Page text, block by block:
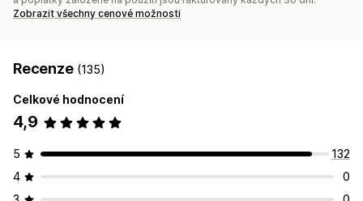
Zobrazit všechny cenové možnosti
Recenze (135)
Celkové hodnocení
4,9
5
132
4
0